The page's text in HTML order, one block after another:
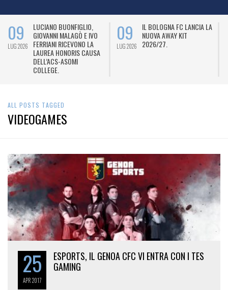
09
LUG 2026
LUCIANO BUONFIGLIO,
GIOVANNI MALAGÒ E IVO
FERRIANI RICEVONO LA
LAUREA HONORIS CAUSA
DELL’ACS-ASOMI
COLLEGE.
09
LUG 2026
IL BOLOGNA FC LANCIA LA
NUOVA AWAY KIT
2026/27.
ALL POSTS TAGGED
VIDEOGAMES
25
APR2017
ESPORTS, IL GENOA CFC VI ENTRA CON I TES
GAMING